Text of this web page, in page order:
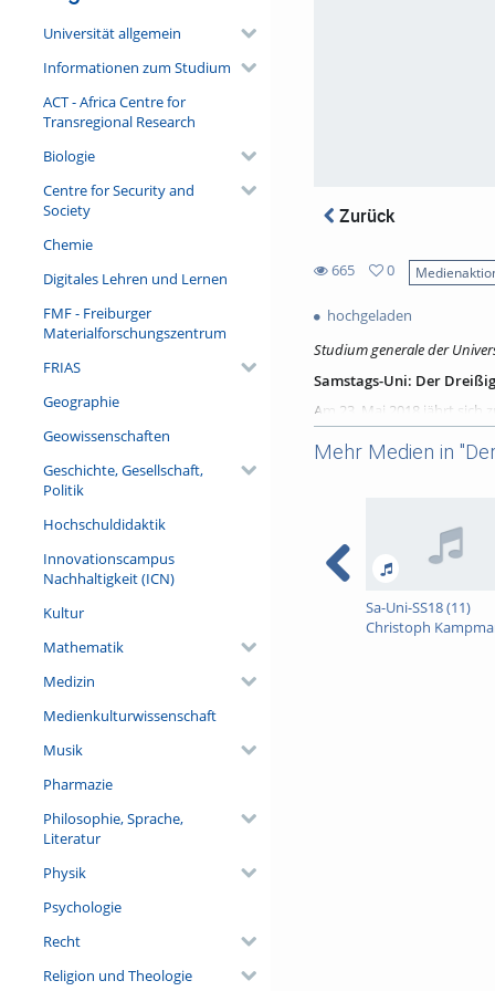
Universität allgemein
Informationen zum Studium
ACT - Africa Centre for
Transregional Research
Biologie
Centre for Security and
Society
Chemie
Digitales Lehren und Lernen
FMF - Freiburger
Materialforschungszentrum
FRIAS
Geographie
Geowissenschaften
Geschichte, Gesellschaft,
Politik
Hochschuldidaktik
Innovationscampus
Nachhaltigkeit (ICN)
Kultur
Mathematik
Medizin
Medienkulturwissenschaft
Musik
Pharmazie
Philosophie, Sprache,
Literatur
Physik
Psychologie
Recht
Religion und Theologie
Zurück
665
views
0
favorites
hochgeladen
Studium generale der
Samstags-Uni: Der
Am 23. Mai 2018 jährt sich
zu einer
Westfälischen Frieden von
Kooperation mit dem
künstlerischen Medien
Dritter Vortrag der Reihe
Der Konfessionskonflikt
Mehr Medien in
Sa-Uni-SS18 (11)
Christoph